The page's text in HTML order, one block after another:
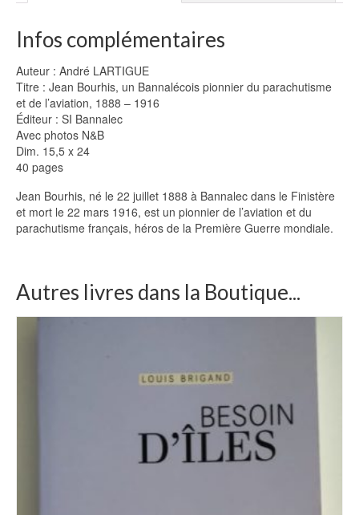
Infos complémentaires
Auteur : André LARTIGUE
Titre : Jean Bourhis, un Bannalécois pionnier du parachutisme
et de l’aviation, 1888 – 1916
Éditeur : SI Bannalec
Avec photos N&B
Dim. 15,5 x 24
40 pages
Jean Bourhis, né le 22 juillet 1888 à Bannalec dans le Finistère
et mort le 22 mars 1916, est un pionnier de l’aviation et du
parachutisme français, héros de la Première Guerre mondiale.
Autres livres dans la Boutique...